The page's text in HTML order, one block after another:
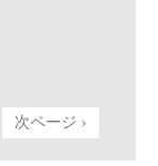
次ページ ›